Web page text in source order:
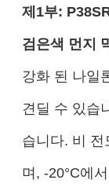
제1부:
검은색 먼지
강화 된 나일
견딜 수 있습
습니다. 비
며, -20°C에